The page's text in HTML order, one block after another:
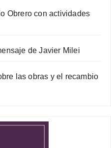
Obrero con actividades
de Javier Milei
las obras y el recambio